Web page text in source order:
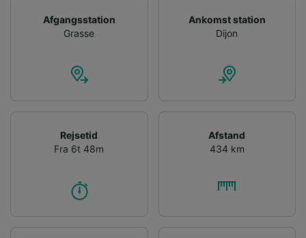
Afgangsstation
Grasse
Ankomst station
Dijon
Rejsetid
Fra 6t 48m
Afstand
434 km